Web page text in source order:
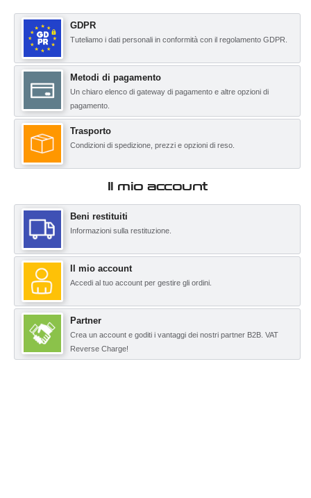
GDPR
Tuteliamo i dati personali in conformità con il regolamento GDPR.
Metodi di pagamento
Un chiaro elenco di gateway di pagamento e altre opzioni di
pagamento.
Trasporto
Condizioni di spedizione, prezzi e opzioni di reso.
Il mio account
Beni restituiti
Informazioni sulla restituzione.
Il mio account
Accedi al tuo account per gestire gli ordini.
Partner
Crea un account e goditi i vantaggi dei nostri partner B2B. VAT
Reverse Charge!